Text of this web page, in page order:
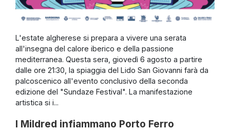
L'estate algherese si prepara a vivere una serata
all'insegna del calore iberico e della passione
mediterranea. Questa sera, giovedì 6 agosto a partire
dalle ore 21:30, la spiaggia del Lido San Giovanni farà da
palcoscenico all'evento conclusivo della seconda
edizione del "Sundaze Festival". La manifestazione
artistica si i...
I Mildred infiammano Porto Ferro